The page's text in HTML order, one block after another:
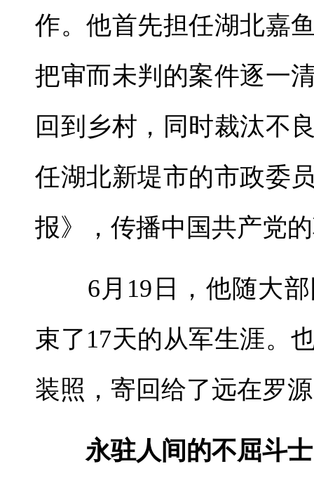
作。他首先担任湖北嘉
把审而未判的案件逐一
回到乡村，同时裁汰不
任湖北新堤市的市政委
报》，传播中国共产党
6月19日，他随大部
束了17天的从军生涯。
装照，寄回给了远在罗
永驻人间的不屈斗士